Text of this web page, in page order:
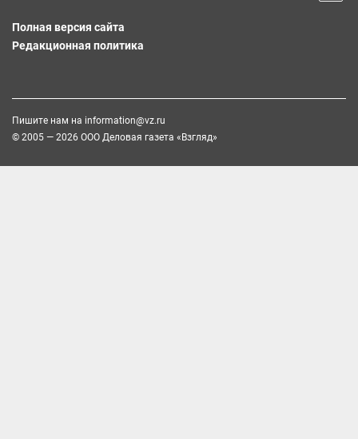
Полная версия сайта
Редакционная политика
Пишите нам на information@vz.ru
© 2005 — 2026 ООО Деловая газета «Взгляд»